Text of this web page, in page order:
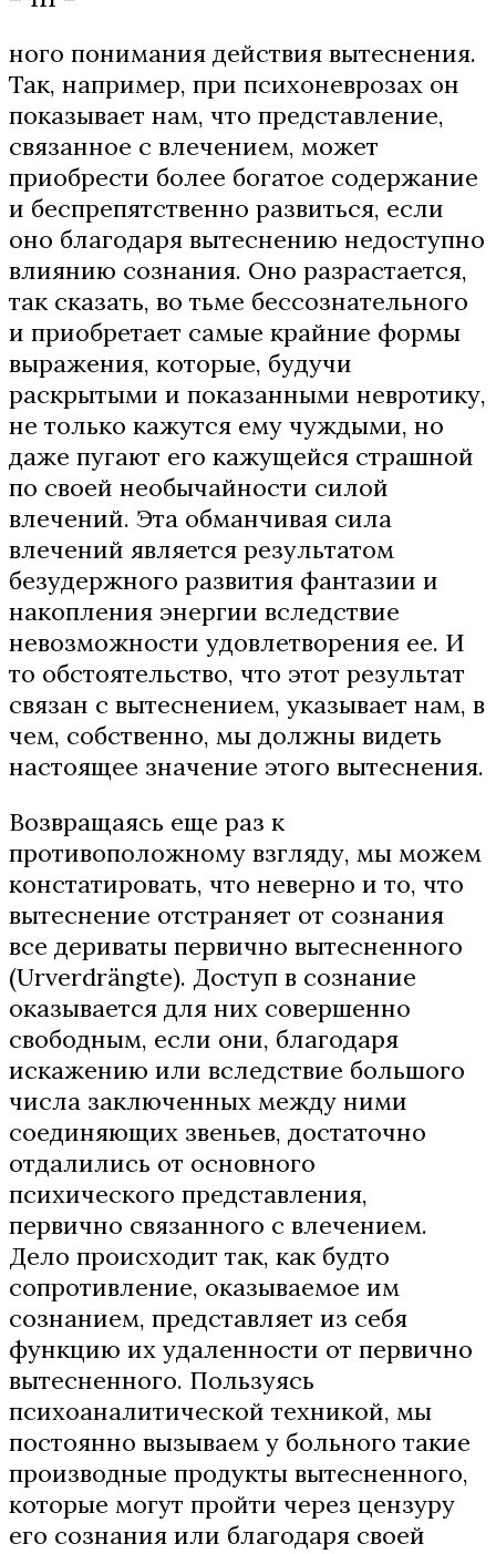
ного понимания действия вытеснения.
Так, например, при психоневрозах он
показывает нам, что представление,
связанное с влечением, может
приобрести более богатое содержание
и беспрепятственно развиться, если
оно благодаря вытеснению недоступно
влиянию сознания. Оно разрастается,
так сказать, во тьме бессознательного
и приобретает самые крайние формы
выражения, которые, будучи
раскрытыми и показанными невротику,
не только кажутся ему чуждыми, но
даже пугают его кажущейся страшной
по своей необычайности силой
влечений. Эта обманчивая сила
влечений является результатом
безудержного развития фантазии и
накопления энергии вследствие
невозможности удовлетворения ее. И
то обстоятельство, что этот результат
связан с вытеснением, указывает нам, в
чем, собственно, мы должны видеть
настоящее значение этого вытеснения.
Возвращаясь еще раз к
противоположному взгляду, мы можем
констатировать, что неверно и то, что
вытеснение отстраняет от сознания
все дериваты первично вытесненного
(Urverdrängte). Доступ в сознание
оказывается для них совершенно
свободным, если они, благодаря
искажению или вследствие большого
числа заключенных между ними
соединяющих звеньев, достаточно
отдалились от основного
психического представления,
первично связанного с влечением.
Дело происходит так, как будто
сопротивление, оказываемое им
сознанием, представляет из себя
функцию их удаленности от первично
вытесненного. Пользуясь
психоаналитической техникой, мы
постоянно вызываем у больного такие
производные продукты вытесненного,
которые могут пройти через цензуру
его сознания или благодаря своей